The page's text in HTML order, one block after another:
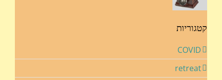
קטגוריות
COVID
retreat